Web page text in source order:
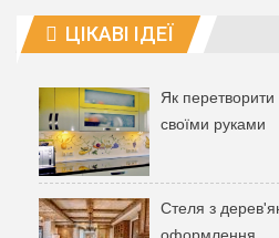
ЦІКАВІ ІДЕЇ
Як перетворити
своїми руками
Стеля з